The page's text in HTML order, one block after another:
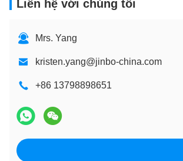
Liên hệ với chúng tôi
Mrs. Yang
kristen.yang@jinbo-china.com
+86 13798898651